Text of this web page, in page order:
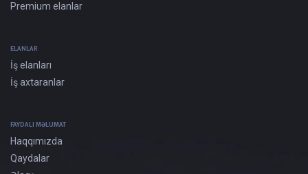
Premium elanlar
ELANLAR
İş elanları
İş axtaranlar
FAYDALI MƏLUMAT
Haqqımızda
Qaydalar